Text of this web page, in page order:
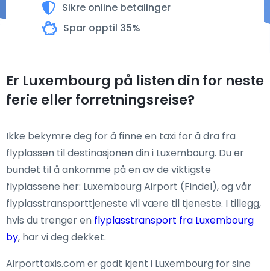
Sikre online betalinger
Spar opptil 35%
Er Luxembourg på listen din for neste
ferie eller forretningsreise?
Ikke bekymre deg for å finne en taxi for å dra fra
flyplassen til destinasjonen din i Luxembourg. Du er
bundet til å ankomme på en av de viktigste
flyplassene her: Luxembourg Airport (Findel), og vår
flyplasstransporttjeneste vil være til tjeneste. I tillegg,
hvis du trenger en flyplasstransport fra Luxembourg
by, har vi deg dekket.
Airporttaxis.com er godt kjent i Luxembourg for sine